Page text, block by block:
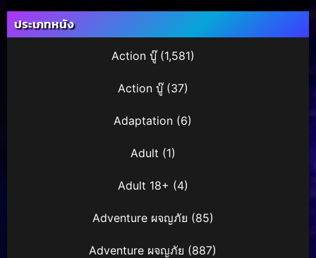
ประเภทหนัง
Action บู๊(1,581)
Action บู๊(37)
Adaptation (6)
Adult (1)
Adult 18+ (4)
Adventure ผจญภัย (85)
Adventure ผจญภัย (887)